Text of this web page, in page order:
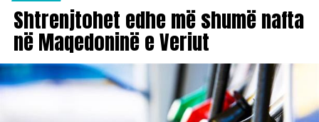
Shtrenjtohet edhe më shumë nafta
në Maqedoninë e Veriut